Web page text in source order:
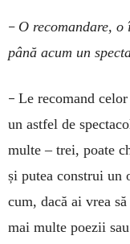
– O recomandare,
până acum un
– Le recomand
un astfel de
multe – trei, poate
și putea construi un
cum, dacă ai vrea
mai multe poezii